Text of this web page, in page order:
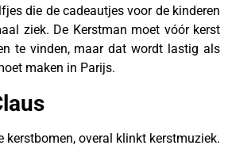
die de cadeautjes voor de kinderen
ziek. De Kerstman moet vóór kerst
te vinden, maar dat wordt lastig als
maken in Parijs.
kerstbomen, overal klinkt kerstmuziek.